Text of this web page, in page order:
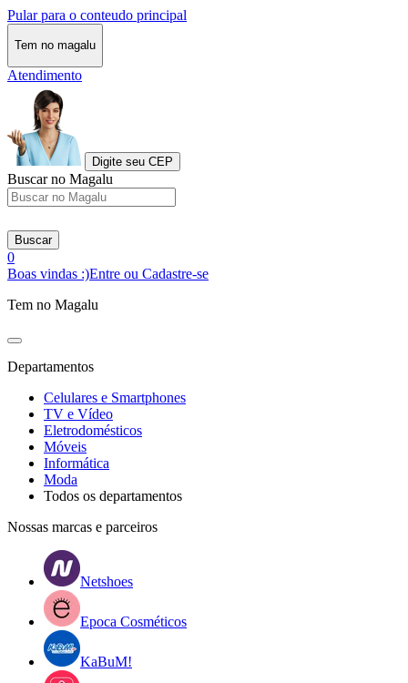
Pular para o conteudo principal
Tem no magalu
Atendimento
Digite seu CEP
Buscar no Magalu
Buscar
0
Boas vindas :)Entre ou Cadastre-se
Tem no Magalu
Departamentos
Celulares e Smartphones
TV e Vídeo
Eletrodomésticos
Móveis
Informática
Moda
Todos os departamentos
Nossas marcas e parceiros
Netshoes
Epoca Cosméticos
KaBuM!